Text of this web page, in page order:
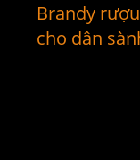
Brandy
cho dân